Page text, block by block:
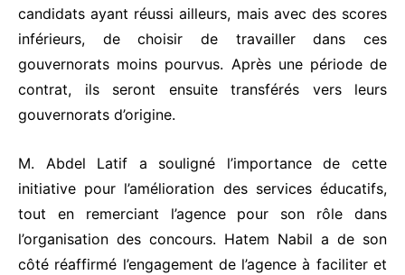
candidats ayant réussi ailleurs, mais avec des scores
inférieurs, de choisir de travailler dans ces
gouvernorats moins pourvus. Après une période de
contrat, ils seront ensuite transférés vers leurs
gouvernorats d’origine.
M. Abdel Latif a souligné l’importance de cette
initiative pour l’amélioration des services éducatifs,
tout en remerciant l’agence pour son rôle dans
l’organisation des concours. Hatem Nabil a de son
côté réaffirmé l’engagement de l’agence à faciliter et